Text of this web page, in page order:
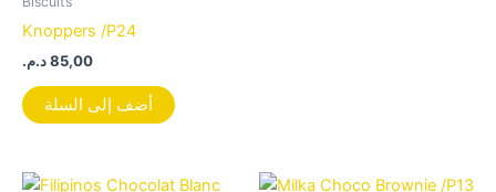
Knoppers /P24
85,00د.م.
أضف إلى السلة